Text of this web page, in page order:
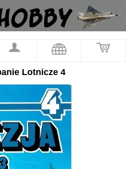
Lotnicze 4